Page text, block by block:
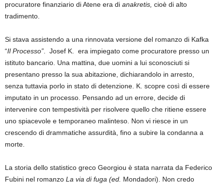
procuratore finanziario di Atene era di anakretis, cioè di alto
tradimento.
Si stava assistendo a una rinnovata versione del romanzo di Kafka
“Il Processo”. Josef K. era impiegato come procuratore presso un
istituto bancario. Una mattina, due uomini a lui sconosciuti si
presentano presso la sua abitazione, dichiarandolo in arresto,
senza tuttavia porlo in stato di detenzione. K. scopre così di essere
imputato in un processo. Pensando ad un errore, decide di
intervenire con tempestività per risolvere quello che ritiene essere
uno spiacevole e temporaneo malinteso. Non vi riesce in un
crescendo di drammatiche assurdità, fino a subire la condanna a
morte.
La storia dello statistico greco Georgiou è stata narrata da Federico
Fubini nel romanzo La via di fuga (ed. Mondadori). Non credo